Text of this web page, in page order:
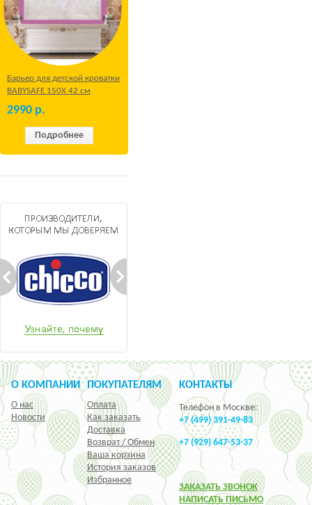
Барьер для детской кроватки
BABYSAFE 150Х 42 см
Бежевый
2990 р.
Подробнее
О КОМПАНИИ
О нас
Новости
ПОКУПАТЕЛЯМ
Оплата
Как заказать
Доставка
Возврат / Обмен
Ваша корзина
История заказов
Избранное
КОНТАКТЫ
Телефон в Москве:
+7 (499) 391-49-83
+7 (929) 647-53-37
ЗАКАЗАТЬ ЗВОНОК
НАПИСАТЬ ПИСЬМО